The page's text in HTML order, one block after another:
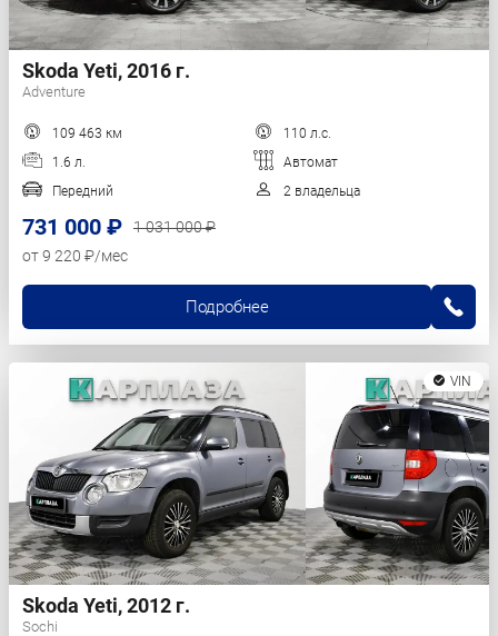
Skoda Yeti, 2016 г.
Adventure
109 463 км
110 л.с.
1.6 л.
Автомат
Передний
2 владельца
731 000 ₽
1 031 000 ₽
от 9 220 ₽/мес
Подробнее
VIN
Skoda Yeti, 2012 г.
Sochi